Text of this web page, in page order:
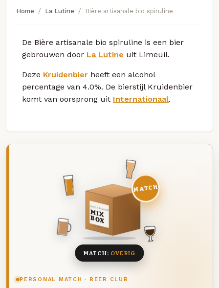
Home La Lutine Bière artisanale bio spiruline
De Bière artisanale bio spiruline is een bier
gebrouwen door La Lutine uit Limeuil.
Deze Kruidenbier heeft een alcohol
percentage van 4.0%. De bierstijl Kruidenbier
komt van oorsprong uit Internationaal.
PERSONAL MATCH · BEER CLUB
DEZE MAAND
MIX
BOX
8 BIEREN
MATCH
MATCH: OVERIG